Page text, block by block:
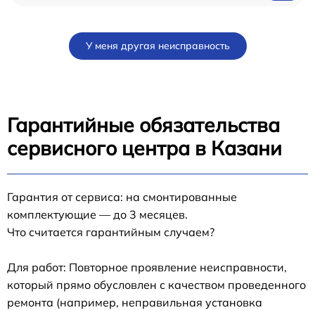
У меня другая неисправность
Гарантийные обязательства
сервисного центра в Казани
Гарантия от сервиса: на смонтированные
комплектующие — до 3 месяцев.
Что считается гарантийным случаем?
Для работ: Повторное проявление неисправности,
который прямо обусловлен с качеством проведенного
ремонта (например, неправильная установка